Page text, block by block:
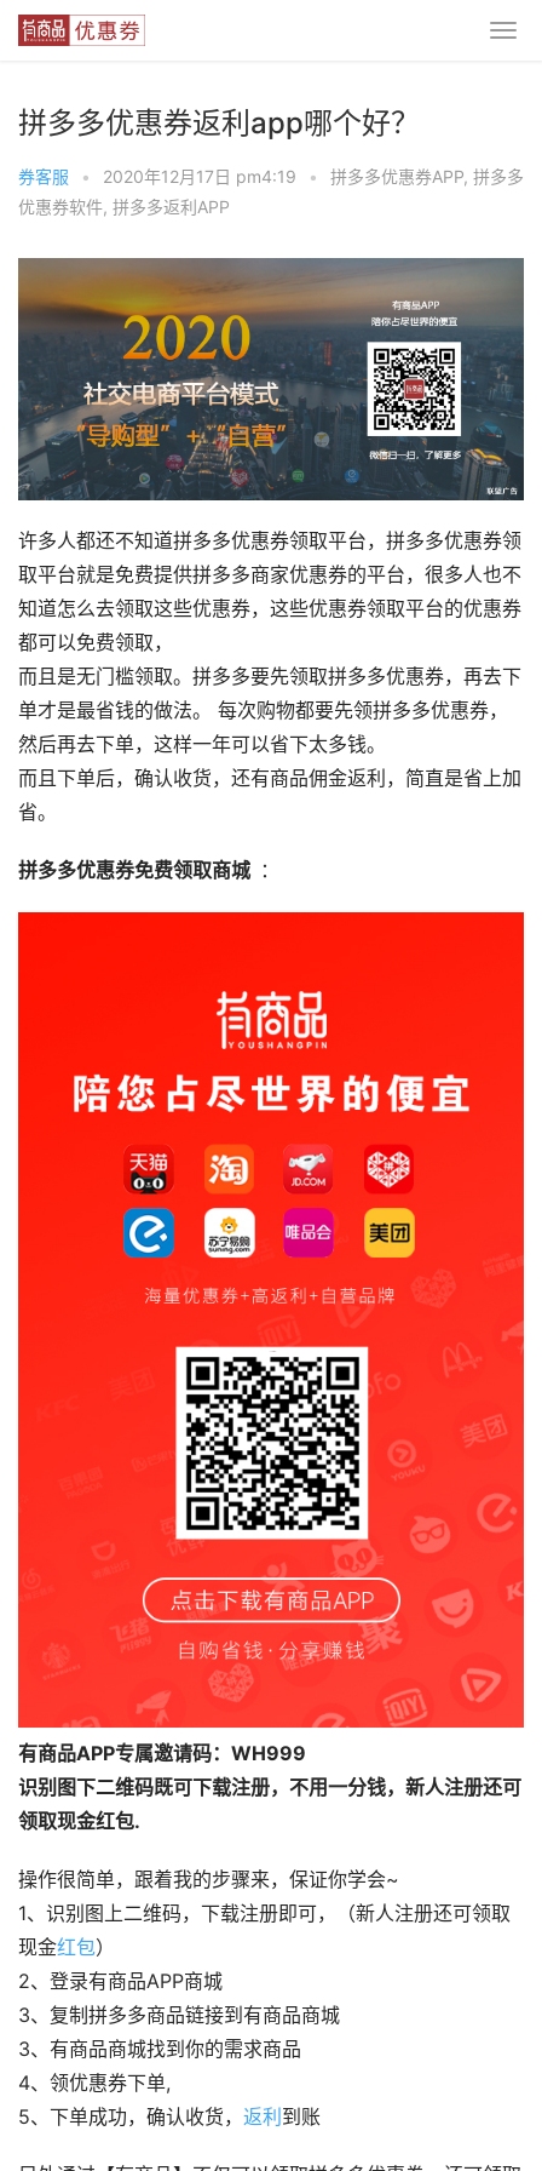
拼多多优惠券返利app哪个好？
券客服 • 2020年12月17日 pm4:19 • 拼多多优惠券APP, 拼多多
优惠券软件, 拼多多返利APP
许多人都还不知道拼多多优惠券领取平台，拼多多优惠券领
取平台就是免费提供拼多多商家优惠券的平台，很多人也不
知道怎么去领取这些优惠券，这些优惠券领取平台的优惠券
都可以免费领取，
而且是无门槛领取。拼多多要先领取拼多多优惠券，再去下
单才是最省钱的做法。 每次购物都要先领拼多多优惠券，
然后再去下单，这样一年可以省下太多钱。
而且下单后，确认收货，还有商品佣金返利，简直是省上加
省。
拼多多优惠券免费领取商城 ：
有商品APP专属邀请码：WH999
识别图下二维码既可下载注册，不用一分钱，新人注册还可
领取现金红包.
操作很简单，跟着我的步骤来，保证你学会~
1、识别图上二维码，下载注册即可，（新人注册还可领取
现金红包）
2、登录有商品APP商城
3、复制拼多多商品链接到有商品商城
3、有商品商城找到你的需求商品
4、领优惠券下单,
5、下单成功，确认收货， 返利 到账